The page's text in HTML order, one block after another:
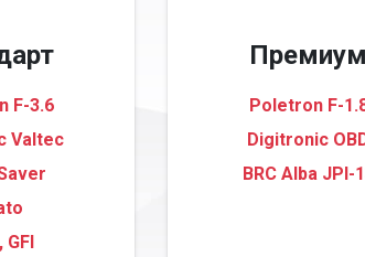
F-3.6
Valtec
GFI
Премиум
Poletron F-
Digitronic
BRC Alba JPI-